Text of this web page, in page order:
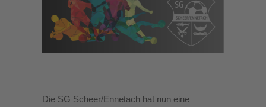
Die SG Scheer/Ennetach hat nun eine